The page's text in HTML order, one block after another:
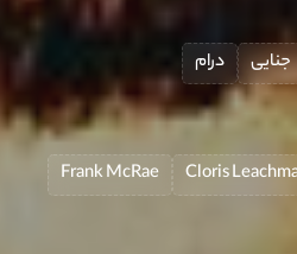
جنایی درام
Cloris
Frank McRae